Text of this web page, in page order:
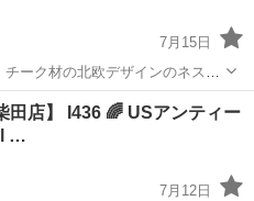
7月15日
ーク材の北欧デザインのネスト
なります。
ブル
田店】 I436 🌈 USアンティー
…
7月12日